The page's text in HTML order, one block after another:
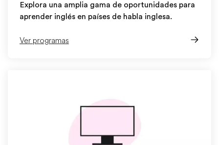
Explora una amplia gama de oportunidades para
aprender inglés en países de habla inglesa.
Ver programas